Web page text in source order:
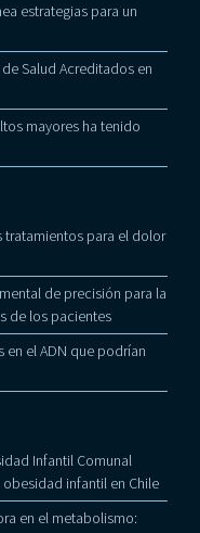
estrategias para un
Salud Acreditados en
mayores ha tenido
tratamientos para el dolor
de precisión para la
de los pacientes
el ADN que podrían
Infantil Comunal
infantil en Chile
en el metabolismo: